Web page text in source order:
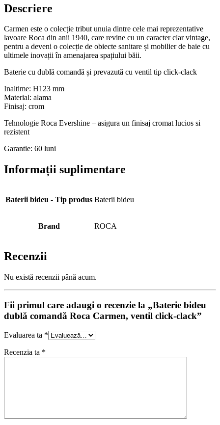
Descriere
Carmen este o colecție tribut unuia dintre cele mai reprezentative
lavoare Roca din anii 1940, care revine cu un caracter clar vintage,
pentru a deveni o colecție de obiecte sanitare și mobilier de baie cu
ultimele inovații în amenajarea spațiului băii.
Baterie cu dublă comandă și prevazută cu ventil tip click-clack
Inaltime: H123 mm
Material: alama
Finisaj: crom
Tehnologie Roca Evershine – asigura un finisaj cromat lucios si
rezistent
Garantie: 60 luni
Informații suplimentare
Baterii bideu - Tip produs Baterii bideu
Brand ROCA
Recenzii
Nu există recenzii până acum.
Fii primul care adaugi o recenzie la „Baterie bideu
dublă comandă Roca Carmen, ventil click-clack”
Evaluarea ta *
Recenzia ta *